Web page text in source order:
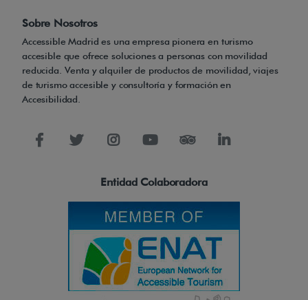
Sobre Nosotros
Accessible Madrid es una empresa pionera en turismo
accesible que ofrece soluciones a personas con movilidad
reducida. Venta y alquiler de productos de movilidad, viajes
de turismo accesible y consultoría y formación en
Accesibilidad.
Entidad Colaboradora